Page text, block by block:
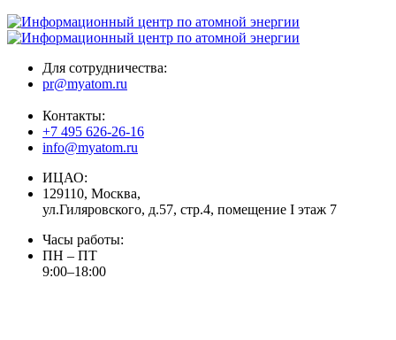
Для сотрудничества:
pr@myatom.ru
Контакты:
+7 495 626-26-16
info@myatom.ru
ИЦАО:
129110, Москва,
ул.Гиляровского, д.57, стр.4, помещение I этаж 7
Часы работы:
ПН – ПТ
9:00–18:00